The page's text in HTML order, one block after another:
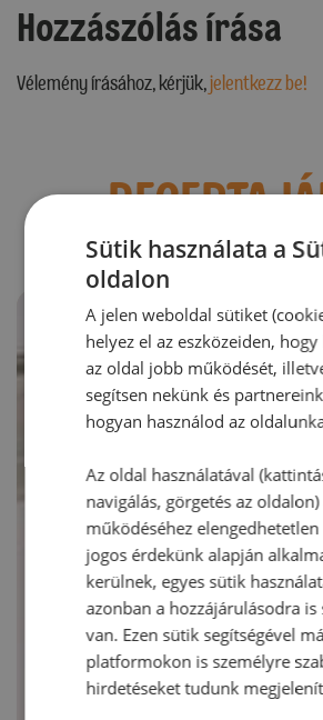
Hozzászólás írása
Vélemény írásához, kérjük,jelentkezz be!
Sütik használata a
oldalon
A jelen weboldal sütiket
helyez el az eszközeiden,
az oldal jobb működését,
segítsen nekünk és
hogyan használod az
Az oldal használatával
navigálás, görgetés az
működéséhez
jogos érdekünk alapján
kerülnek, egyes sütik
azonban a hozzájárulásodra is
van. Ezen sütik segítségével
platformokon is személyre
hirdetéseket tudunk